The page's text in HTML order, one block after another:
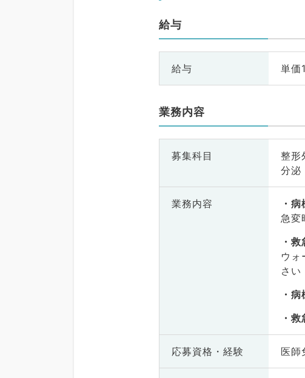
給与
給与 単価
業務内容
募集科目
整形
分泌
業務内容
病
急変
救
ウ
さい
病
救
応募資格・ 経験 医師